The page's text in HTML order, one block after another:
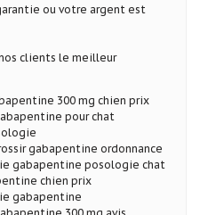
ou votre argent est
clients le meilleur
300 mg chien prix
pour chat
gabapentine ordonnance
gabapentine posologie chat
chien prix
gabapentine